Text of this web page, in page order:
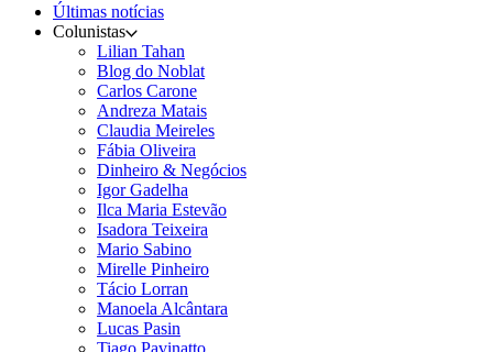
Últimas notícias
Colunistas
Lilian Tahan
Blog do Noblat
Carlos Carone
Andreza Matais
Claudia Meireles
Fábia Oliveira
Dinheiro & Negócios
Igor Gadelha
Ilca Maria Estevão
Isadora Teixeira
Mario Sabino
Mirelle Pinheiro
Tácio Lorran
Manoela Alcântara
Lucas Pasin
Tiago Pavinatto